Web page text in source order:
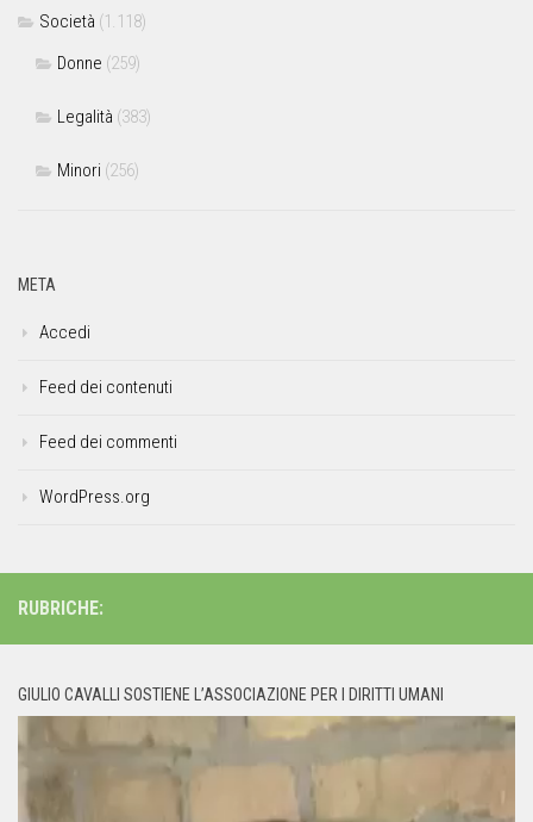
Società (1.118)
Donne (259)
Legalità (383)
Minori (256)
META
Accedi
Feed dei contenuti
Feed dei commenti
WordPress.org
RUBRICHE:
GIULIO CAVALLI SOSTIENE L’ASSOCIAZIONE PER I DIRITTI UMANI
Player